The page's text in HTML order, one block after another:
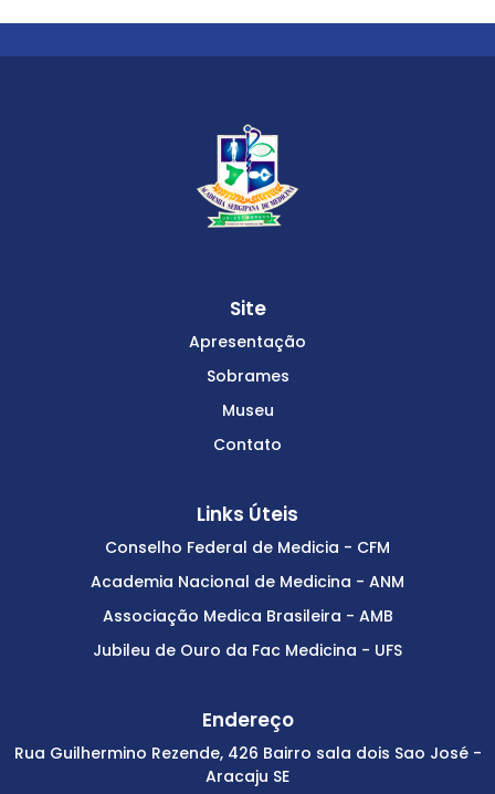
Site
Apresentação
Sobrames
Museu
Contato
Links Úteis
Conselho Federal de Medicia - CFM
Academia Nacional de Medicina - ANM
Associação Medica Brasileira - AMB
Jubileu de Ouro da Fac Medicina - UFS
Endereço
Rua Guilhermino Rezende, 426 Bairro sala dois Sao José -
Aracaju SE